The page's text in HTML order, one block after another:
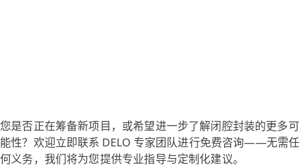
您是否正在筹备新项目，或希望进一步了解闭腔封装的更多可
能性？欢迎立即联系 DELO 专家团队进行免费咨询——无需任
何义务，我们将为您提供专业指导与定制化建议。